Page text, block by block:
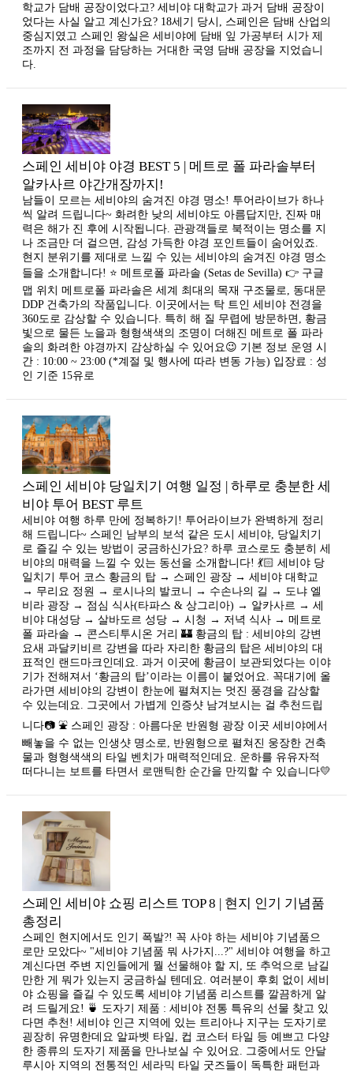
학교가 담배 공장이었다고? 세비야 대학교가 과거 담배 공장이
었다는 사실 알고 계신가요? 18세기 당시, 스페인은 담배 산업의
중심지였고 스페인 왕실은 세비야에 담배 잎 가공부터 시가 제
조까지 전 과정을 담당하는 거대한 국영 담배 공장을 지었습니
다.
스페인 세비야 야경 BEST 5 | 메트로 폴 파라솔부터
알카사르 야간개장까지!
남들이 모르는 세비야의 숨겨진 야경 명소! 투어라이브가 하나
씩 알려 드립니다~ 화려한 낮의 세비야도 아름답지만, 진짜 매
력은 해가 진 후에 시작됩니다. 관광객들로 북적이는 명소를 지
나 조금만 더 걸으면, 감성 가득한 야경 포인트들이 숨어있죠.
현지 분위기를 제대로 느낄 수 있는 세비야의 숨겨진 야경 명소
들을 소개합니다! ⭐ 메트로폴 파라솔 (Setas de Sevilla) 👉 구글
맵 위치 메트로폴 파라솔은 세계 최대의 목재 구조물로, 동대문
DDP 건축가의 작품입니다. 이곳에서는 탁 트인 세비야 전경을
360도로 감상할 수 있습니다. ​특히 해 질 무렵에 방문하면, 황금
빛으로 물든 노을과 형형색색의 조명이 더해진 메트로 폴 파라
솔의 화려한 야경까지 감상하실 수 있어요😉 기본 정보 운영 시
간 : 10:00 ~ 23:00 (*계절 및 행사에 따라 변동 가능) 입장료 : 성
인 기준 15유로
스페인 세비야 당일치기 여행 일정 | 하루로 충분한 세
비야 투어 BEST 루트
세비야 여행 하루 만에 정복하기! 투어라이브가 완벽하게 정리
해 드립니다~ 스페인 남부의 보석 같은 도시 세비야, 당일치기
로 즐길 수 있는 방법이 궁금하신가요? 하루 코스로도 충분히 세
비야의 매력을 느낄 수 있는 동선을 소개합니다! 💃🏻 세비야 당
일치기 투어 코스 황금의 탑 → 스페인 광장 → 세비야 대학교
→ 무리요 정원 → 로시나의 발코니 → 수손나의 길 → 도냐 엘
비라 광장 → 점심 식사(타파스 & 상그리아) → 알카사르 → 세
비야 대성당 → 살바도르 성당 → 시청 → 저녁 식사 → 메트로
폴 파라솔 → 콘스티투시온 거리 🏰 황금의 탑 : 세비야의 강변
요새 과달키비르 강변을 따라 자리한 황금의 탑은 세비야의 대
표적인 랜드마크인데요. 과거 이곳에 황금이 보관되었다는 이야
기가 전해져서 ‘황금의 탑’이라는 이름이 붙었어요. 꼭대기에 올
라가면 세비야의 강변이 한눈에 펼쳐지는 멋진 풍경을 감상할
수 있는데요. 그곳에서 가볍게 인증샷 남겨보시는 걸 추천드립
니다📷 ⛲ 스페인 광장 : 아름다운 반원형 광장 이곳 세비야에서
빼놓을 수 없는 인생샷 명소로, 반원형으로 펼쳐진 웅장한 건축
물과 형형색색의 타일 벤치가 매력적인데요. 운하를 유유자적
떠다니는 보트를 타면서 로맨틱한 순간을 만끽할 수 있습니다💛
스페인 세비야 쇼핑 리스트 TOP 8 | 현지 인기 기념품
총정리
스페인 현지에서도 인기 폭발?! 꼭 사야 하는 세비야 기념품으
로만 모았다~ "세비야 기념품 뭐 사가지...?" 세비야 여행을 하고
계신다면 주변 지인들에게 뭘 선물해야 할 지, 또 추억으로 남길
만한 게 뭐가 있는지 궁금하실 텐데요. 여러분이 후회 없이 세비
야 쇼핑을 즐길 수 있도록 세비야 기념품 리스트를 깔끔하게 알
려 드릴게요! 🍵 도자기 제품 : 세비야 전통 특유의 선물 찾고 있
다면 추천! 세비야 인근 지역에 있는 트리아나 지구는 도자기로
굉장히 유명한데요 알파벳 타일, 컵 코스터 타일 등 예쁘고 다양
한 종류의 도자기 제품을 만나보실 수 있어요. ​그중에서도 안달
루시아 지역의 전통적인 세라믹 타일 굿즈들이 독특한 패턴과